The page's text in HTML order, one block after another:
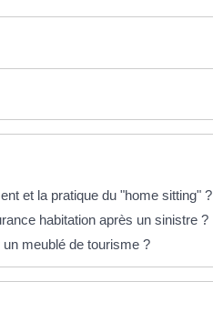
et la pratique du "home sitting" ?
habitation après un sinistre ?
meublé de tourisme ?